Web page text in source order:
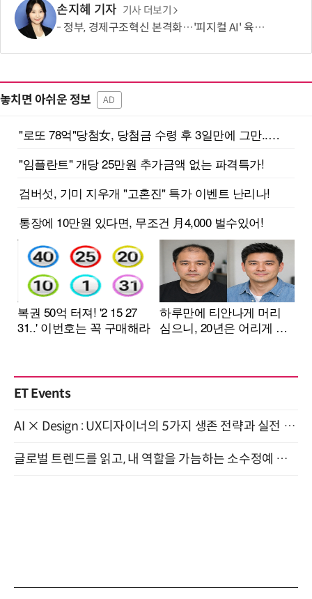
손지혜 기자 기사 더보기
정부, 경제구조혁신 본격화…'피지컬 AI' 육성·국가자산 관리체계 개편
놓치면 아쉬운 정보 AD
ET Events
AI × Design : UX디자이너의 5가지 생존 전략과 실전 대응 8월 28일 개최
글로벌 트렌드를 읽고, 내 역할을 가늠하는 소수정예 실습 워크숍 (8/28)